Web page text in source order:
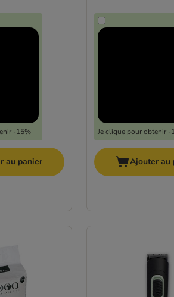
-15%
au panier
Je clique pour obtenir -
Ajouter au